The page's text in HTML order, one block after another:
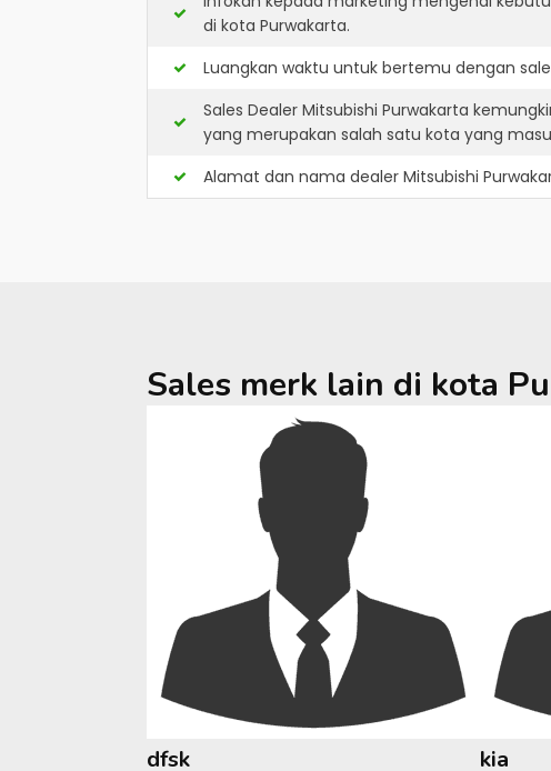
di kota Purwakarta.
Luangkan waktu untuk bertemu dengan
Sales Dealer Mitsubishi Purwakarta
yang merupakan salah satu kota yang
Alamat dan nama dealer Mitsubishi
Sales merk lain di kota
dfsk kia